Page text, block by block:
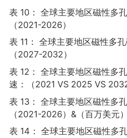
表 10： 全球主要地区磁性多
（2021-2026）
表 11： 全球主要地区磁性多
（2027-2032）
表 12： 全球主要地区磁性多
速：（2021 VS 2025 VS
表 13： 全球主要地区磁性多
（2021-2026）&（百万美元）
表 14： 全球主要地区磁性多